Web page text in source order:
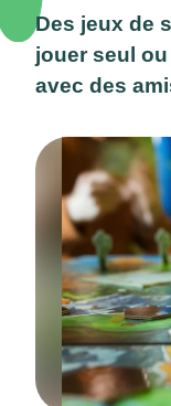
Des jeux de
jouer seul
avec des